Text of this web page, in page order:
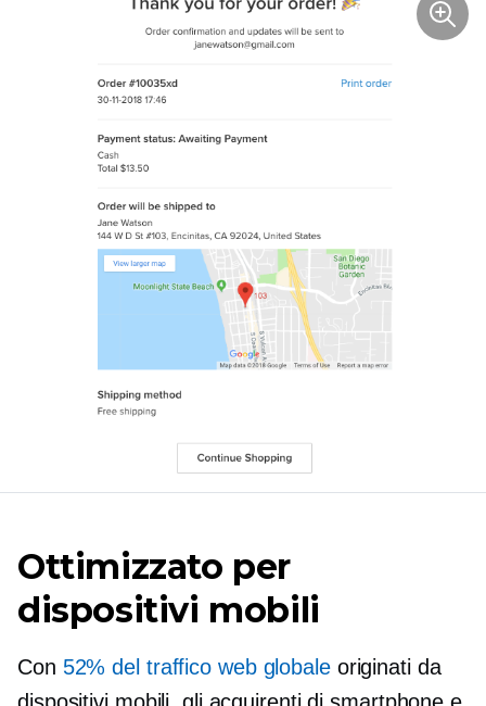
Ottimizzato per
dispositivi mobili
Con 52% del traffico web globaleoriginati da
dispositivi mobili, gli acquirenti di smartphone e